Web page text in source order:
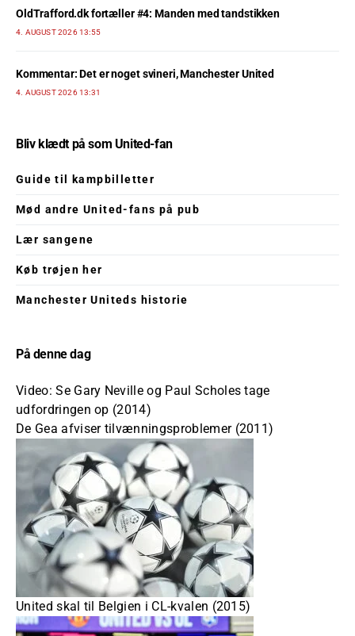
OldTrafford.dk fortæller #4: Manden med tandstikken
4. AUGUST 2026 13:55
Kommentar: Det er noget svineri, Manchester United
4. AUGUST 2026 13:31
Bliv klædt på som United-fan
Guide til kampbilletter
Mød andre United-fans på pub
Lær sangene
Køb trøjen her
Manchester Uniteds historie
På denne dag
Video: Se Gary Neville og Paul Scholes tage
udfordringen op (2014)
De Gea afviser tilvænningsproblemer (2011)
United skal til Belgien i CL-kvalen (2015)